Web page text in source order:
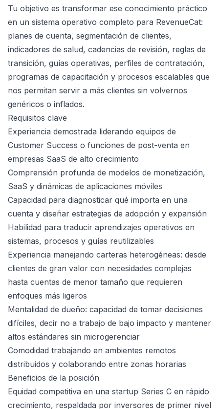
Tu objetivo es transformar ese conocimiento práctico
en un sistema operativo completo para RevenueCat:
planes de cuenta, segmentación de clientes,
indicadores de salud, cadencias de revisión, reglas de
transición, guías operativas, perfiles de contratación,
programas de capacitación y procesos escalables que
nos permitan servir a más clientes sin volvernos
genéricos o inflados.
Requisitos clave
Experiencia demostrada liderando equipos de
Customer Success o funciones de post-venta en
empresas SaaS de alto crecimiento
Comprensión profunda de modelos de monetización,
SaaS y dinámicas de aplicaciones móviles
Capacidad para diagnosticar qué importa en una
cuenta y diseñar estrategias de adopción y expansión
Habilidad para traducir aprendizajes operativos en
sistemas, procesos y guías reutilizables
Experiencia manejando carteras heterogéneas: desde
clientes de gran valor con necesidades complejas
hasta cuentas de menor tamaño que requieren
enfoques más ligeros
Mentalidad de dueño: capacidad de tomar decisiones
difíciles, decir no a trabajo de bajo impacto y mantener
altos estándares sin microgerenciar
Comodidad trabajando en ambientes remotos
distribuidos y colaborando entre zonas horarias
Beneficios de la posición
Equidad competitiva en una startup Series C en rápido
crecimiento, respaldada por inversores de primer nivel